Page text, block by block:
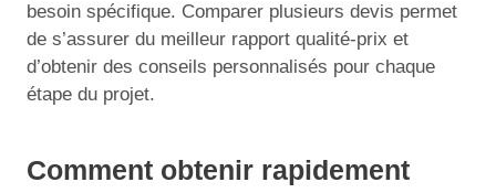
besoin spécifique. Comparer plusieurs devis permet
de s’assurer du meilleur rapport qualité-prix et
d’obtenir des conseils personnalisés pour chaque
étape du projet.
Comment obtenir rapidement